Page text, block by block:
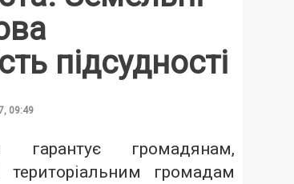
підсудності
09:49
гарантує громадянам,
громадам